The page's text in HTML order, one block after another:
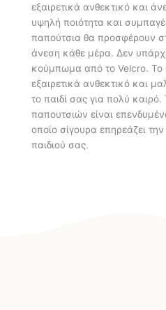
εξαιρετικά ανθεκτικό και
υψηλή ποιότητα και
παπούτσια θα προσφέρουν
άνεση κάθε μέρα. Δεν
κούμπωμα από το Velcro. Το
εξαιρετικά ανθεκτικό και
το παιδί σας για πολύ
παπουτσιών είναι
οποίο σίγουρα επηρεάζει
παιδιού σας.